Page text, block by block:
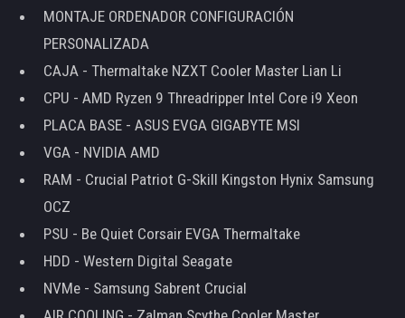
MONTAJE ORDENADOR CONFIGURACIÓN
PERSONALIZADA
CAJA - Thermaltake NZXT Cooler Master Lian Li
CPU - AMD Ryzen 9 Threadripper Intel Core i9 Xeon
PLACA BASE - ASUS EVGA GIGABYTE MSI
VGA - NVIDIA AMD
RAM - Crucial Patriot G-Skill Kingston Hynix Samsung
OCZ
PSU - Be Quiet Corsair EVGA Thermaltake
HDD - Western Digital Seagate
NVMe - Samsung Sabrent Crucial